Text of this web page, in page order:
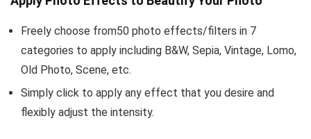
Freely choose from50 photo effects/filters in 7
categories to apply including B&W, Sepia, Vintage, Lomo,
Old Photo, Scene, etc.
Simply click to apply any effect that you desire and
flexibly adjust the intensity.